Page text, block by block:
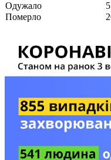
Одужало
Померло